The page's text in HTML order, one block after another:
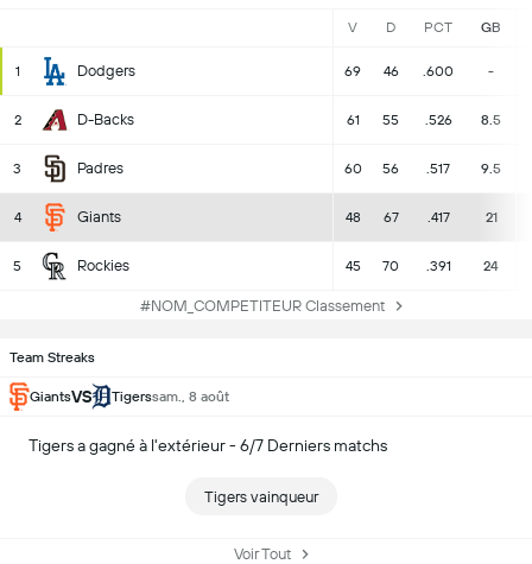
V D PCT GB
1 Dodgers 69 46 .600 -
2 D-Backs 61 55 .526 8.5
3 Padres 60 56 .517 9.5
4 Giants 48 67 .417 21
5 Rockies 45 70 .391 24
#NOM_COMPETITEUR Classement
Team Streaks
GiantsVS Tigerssam., 8 août
Tigers a gagné à l'extérieur - 6/7 Derniers matchs
Tigers vainqueur
Voir Tout